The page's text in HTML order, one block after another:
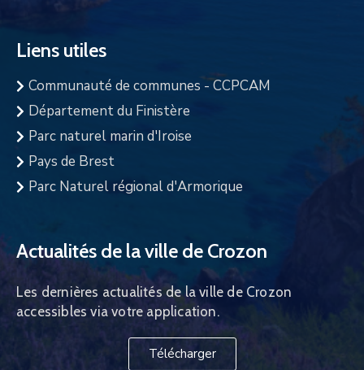
Liens utiles
Communauté de communes - CCPCAM
Département du Finistère
Parc naturel marin d'Iroise
Pays de Brest
Parc Naturel régional d'Armorique
Actualités de la ville de Crozon
Les dernières actualités de la ville de Crozon
accessibles via votre application.
Télécharger